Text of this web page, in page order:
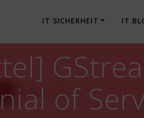
IT SICHERHEIT IT
of